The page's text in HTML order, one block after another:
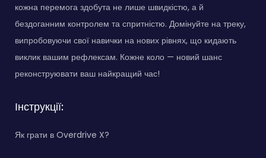
кожна перемога здобута не лише швидкістю, а й
бездоганним контролем та спритністю. Домінуйте на треку,
випробовуючи свої навички на нових рівнях, що кидають
виклик вашим рефлексам. Кожне коло — новий шанс
реконструювати ваш найкращий час!
Інструкції:
Як грати в Overdrive X?